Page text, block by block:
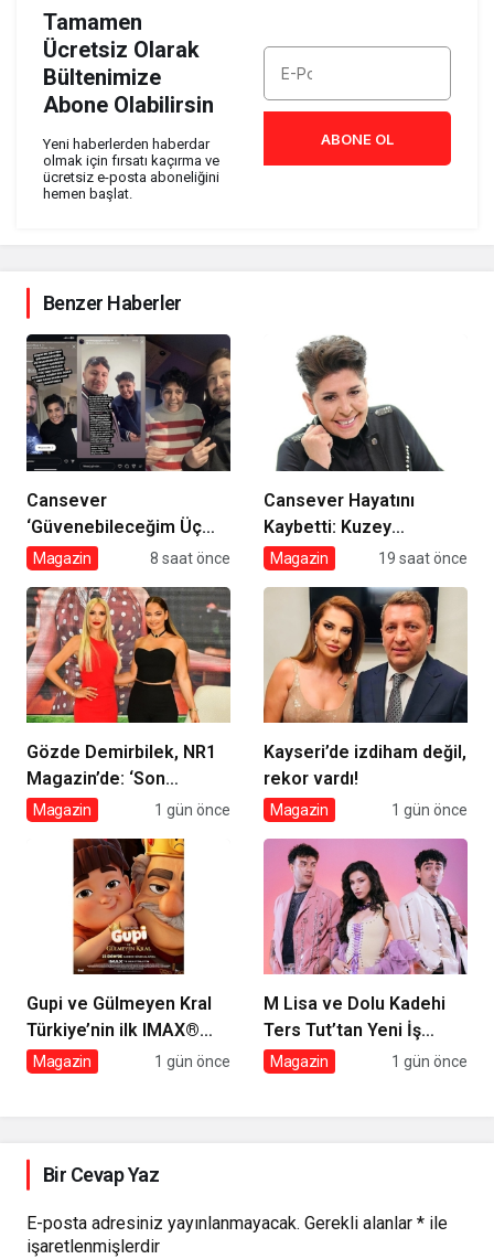
Tamamen
Ücretsiz Olarak
Bültenimize
Abone Olabilirsin
Yeni haberlerden haberdar
olmak için fırsatı kaçırma ve
ücretsiz e-posta aboneliğini
hemen başlat.
ABONE OL
Benzer Haberler
Cansever
‘Güvenebileceğim Üç
İnsandan Biri’ Demişti:
Cansever’e Duygusal
Veda
Magazin 8 saat önce
Cansever Hayatını
Kaybetti: Kuzey
Makedonya’da Toprağa
Magazin 19 saat önce
Gözde Demirbilek, NR1
Magazin’de: ‘Son
assolist olarak var
Magazin 1 gün önce
Kayseri’de izdiham değil,
rekor vardı!
Magazin 1 gün önce
Gupi ve Gülmeyen Kral
Türkiye’nin ilk IMAX®
animasyon filmi oluyor
Magazin 1 gün önce
M Lisa ve Dolu Kadehi
Ters Tut’tan Yeni İş
Birliği: Vişne
Magazin 1 gün önce
Bir Cevap Yaz
E-posta adresiniz yayınlanmayacak. Gerekli alanlar * ile
işaretlenmişlerdir